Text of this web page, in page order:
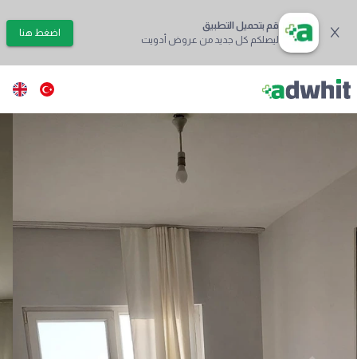
قم بتحميل التطبيق
ليصلكم كل جديد من عروض أدويت
اضغط هنا